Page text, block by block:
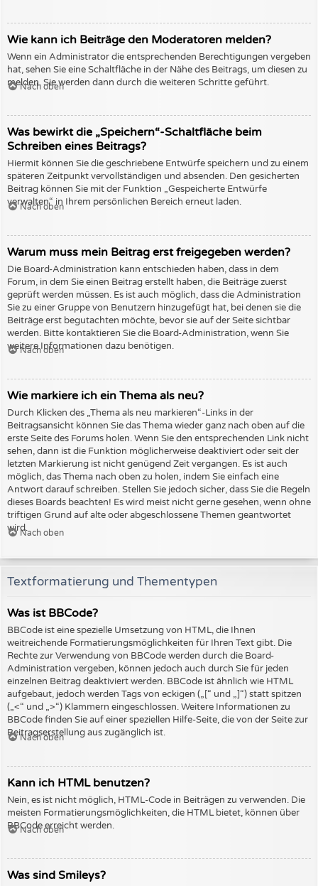
Wie kann ich Beiträge den Moderatoren melden?
Wenn ein Administrator die entsprechenden Berechtigungen vergeben
hat, sehen Sie eine Schaltfläche in der Nähe des Beitrags, um diesen zu
melden. Sie werden dann durch die weiteren Schritte geführt.
Nach oben
Was bewirkt die „Speichern“-Schaltfläche beim
Schreiben eines Beitrags?
Hiermit können Sie die geschriebene Entwürfe speichern und zu einem
späteren Zeitpunkt vervollständigen und absenden. Den gesicherten
Beitrag können Sie mit der Funktion „Gespeicherte Entwürfe
verwalten“ in Ihrem persönlichen Bereich erneut laden.
Nach oben
Warum muss mein Beitrag erst freigegeben werden?
Die Board-Administration kann entschieden haben, dass in dem
Forum, in dem Sie einen Beitrag erstellt haben, die Beiträge zuerst
geprüft werden müssen. Es ist auch möglich, dass die Administration
Sie zu einer Gruppe von Benutzern hinzugefügt hat, bei denen sie die
Beiträge erst begutachten möchte, bevor sie auf der Seite sichtbar
werden. Bitte kontaktieren Sie die Board-Administration, wenn Sie
weitere Informationen dazu benötigen.
Nach oben
Wie markiere ich ein Thema als neu?
Durch Klicken des „Thema als neu markieren“-Links in der
Beitragsansicht können Sie das Thema wieder ganz nach oben auf die
erste Seite des Forums holen. Wenn Sie den entsprechenden Link nicht
sehen, dann ist die Funktion möglicherweise deaktiviert oder seit der
letzten Markierung ist nicht genügend Zeit vergangen. Es ist auch
möglich, das Thema nach oben zu holen, indem Sie einfach eine
Antwort darauf schreiben. Stellen Sie jedoch sicher, dass Sie die Regeln
dieses Boards beachten! Es wird meist nicht gerne gesehen, wenn ohne
triftigen Grund auf alte oder abgeschlossene Themen geantwortet
wird.Nach oben
Textformatierung und Thementypen
Was ist BBCode?
BBCode ist eine spezielle Umsetzung von HTML, die Ihnen
weitreichende Formatierungsmöglichkeiten für Ihren Text gibt. Die
Rechte zur Verwendung von BBCode werden durch die Board-
Administration vergeben, können jedoch auch durch Sie für jeden
einzelnen Beitrag deaktiviert werden. BBCode ist ähnlich wie HTML
aufgebaut, jedoch werden Tags von eckigen („[“ und „]“) statt spitzen
(„<“ und „>“) Klammern eingeschlossen. Weitere Informationen zu
BBCode finden Sie auf einer speziellen Hilfe-Seite, die von der Seite zur
Beitragserstellung aus zugänglich ist.
Nach oben
Kann ich HTML benutzen?
Nein, es ist nicht möglich, HTML-Code in Beiträgen zu verwenden. Die
meisten Formatierungsmöglichkeiten, die HTML bietet, können über
BBCode erreicht werden.
Nach oben
Was sind Smileys?